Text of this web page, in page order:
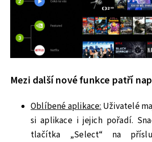
Mezi další nové funkce patří
Oblíbené aplikace:Uživatelé
si aplikace i jejich pořadí.
tlačítka „Select“ na